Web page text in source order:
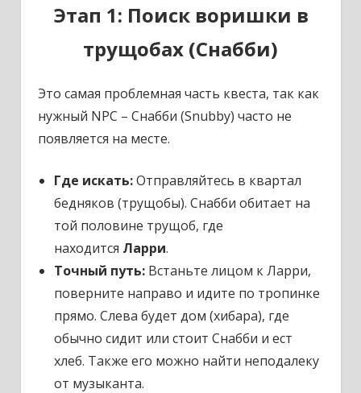
Этап 1: Поиск воришки в
трущобах (Снабби)
Это самая проблемная часть квеста, так как
нужный NPC – Снабби (Snubby) часто не
появляется на месте.
Где искать:Отправляйтесь в квартал
бедняков (трущобы). Снабби обитает на
той половине трущоб, где
находится Ларри.
Точный путь:Встаньте лицом к Ларри,
поверните направо и идите по тропинке
прямо. Слева будет дом (хибара), где
обычно сидит или стоит Снабби и ест
хлеб. Также его можно найти неподалеку
от музыканта.